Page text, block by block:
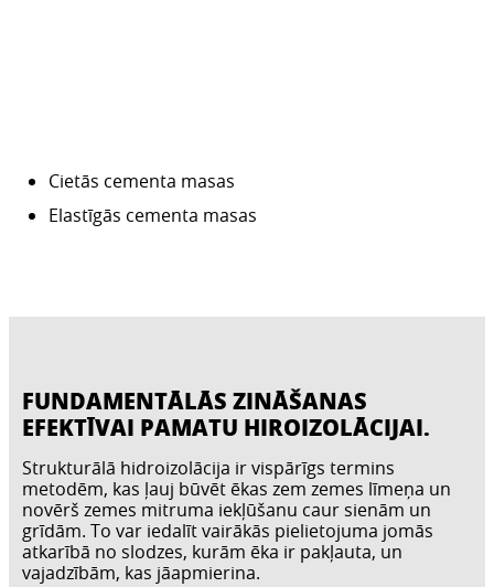
Cietās cementa masas
Elastīgās cementa masas
FUNDAMENTĀLĀS ZINĀŠANAS
EFEKTĪVAI PAMATU HIROIZOLĀCIJAI.
Strukturālā hidroizolācija ir vispārīgs termins
metodēm, kas ļauj būvēt ēkas zem zemes līmeņa un
novērš zemes mitruma iekļūšanu caur sienām un
grīdām. To var iedalīt vairākās pielietojuma jomās
atkarībā no slodzes, kurām ēka ir pakļauta, un
vajadzībām, kas jāapmierina.